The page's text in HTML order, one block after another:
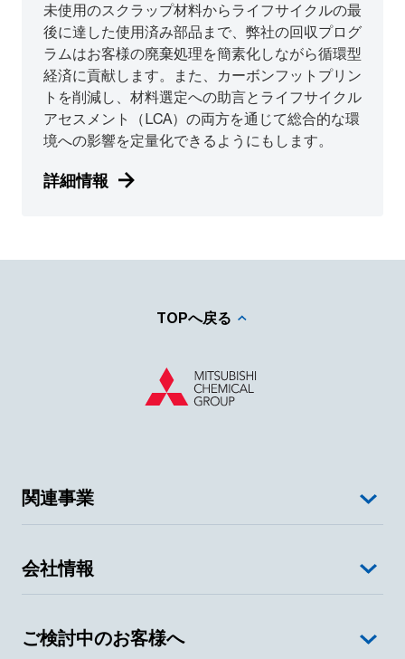
未使用のスクラップ材料からライフサイクルの最
後に達した使用済み部品まで、弊社の回収プログ
ラムはお客様の廃棄処理を簡素化しながら循環型
経済に貢献します。また、カーボンフットプリン
トを削減し、材料選定への助言とライフサイクル
アセスメント（LCA）の両方を通じて総合的な環
境への影響を定量化できるようにもします。
詳細情報
TOPへ戻る
関連事業
会社情報
ご検討中のお客様へ